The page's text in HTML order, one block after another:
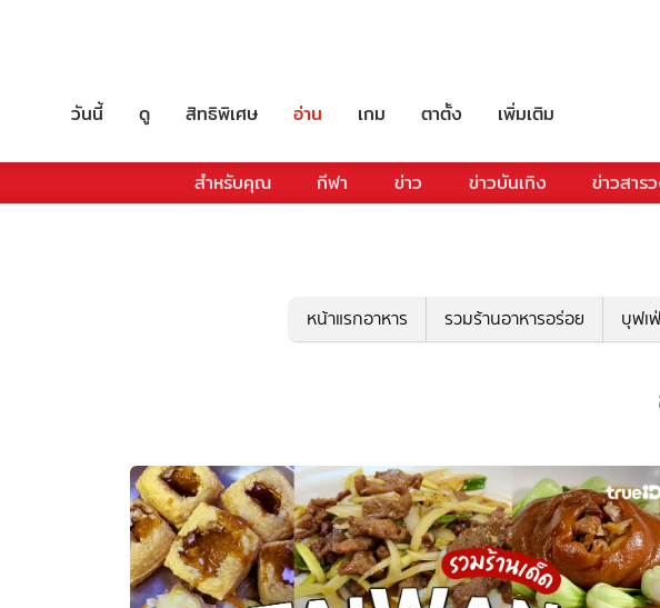
วันนี้ ดู สิทธิพิเศษ อ่าน เกม ตาตั้ง เพิ่มเติม
สำหรับคุณ กีฬา ข่าว ข่าวบันเทิง ข่าวสาร
หน้าแรกอาหาร รวมร้านอาหารอร่อย บุฟเ